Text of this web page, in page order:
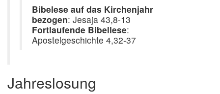
Bibelese auf das Kirchenjahr
bezogen: Jesaja 43,8-13
Fortlaufende Bibellese:
Apostelgeschichte 4,32-37
Jahreslosung